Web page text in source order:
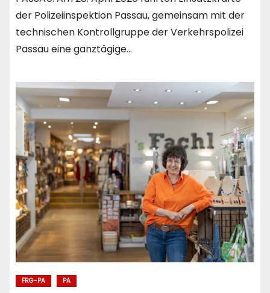
der Polizeiinspektion Passau, gemeinsam mit der
technischen Kontrollgruppe der Verkehrspolizei
Passau eine ganztägige…
FRG-PA PA